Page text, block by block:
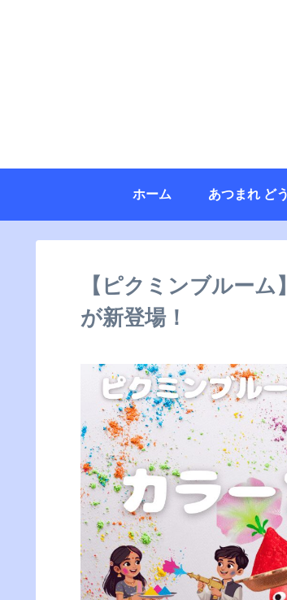
ホーム あつまれ ど
【ピクミンブルー
が新登場！